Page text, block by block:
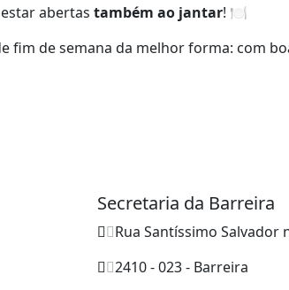
abertas também ao jantar! 🍽️
fim de semana da melhor forma: com
Secretaria da Barreira
Rua Santíssimo Salvador
2410 - 023 - Barreira